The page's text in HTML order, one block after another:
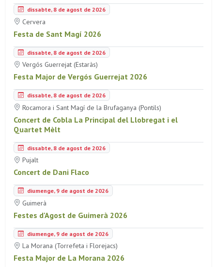
dissabte, 8 de agost de 2026
Cervera
Festa de Sant Magí 2026
dissabte, 8 de agost de 2026
Vergós Guerrejat (Estaràs)
Festa Major de Vergós Guerrejat 2026
dissabte, 8 de agost de 2026
Rocamora i Sant Magí de la Brufaganya (Pontils)
Concert de Cobla La Principal del Llobregat i el
Quartet Mèlt
dissabte, 8 de agost de 2026
Pujalt
Concert de Dani Flaco
diumenge, 9 de agost de 2026
Guimerà
Festes d'Agost de Guimerà 2026
diumenge, 9 de agost de 2026
La Morana (Torrefeta i Florejacs)
Festa Major de La Morana 2026